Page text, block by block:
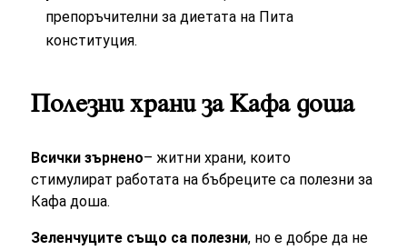
препоръчителни за диетата на Пита
конституция.
Полезни храни за Кафа доша
Всички зърнено– житни храни, които
стимулират работата на бъбреците са полезни за
Кафа доша.
Зеленчуците също са полезни, но е добре да не